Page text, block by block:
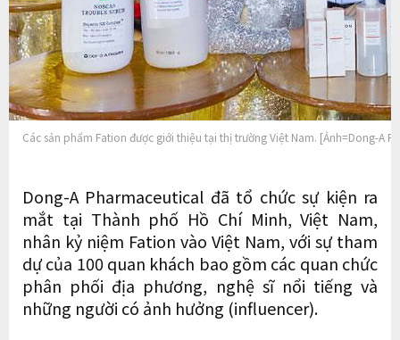
Các sản phẩm Fation được giới thiệu tại thị trường Việt Nam. [Ảnh=Dong-A
Dong-A Pharmaceutical đã tổ chức sự kiện ra
mắt tại Thành phố Hồ Chí Minh, Việt Nam,
nhân kỷ niệm Fation vào Việt Nam, với sự tham
dự của 100 quan khách bao gồm các quan chức
phân phối địa phương, nghệ sĩ nổi tiếng và
những người có ảnh hưởng (influencer).